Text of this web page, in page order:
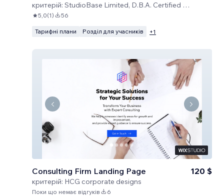
критерій: StudioBase Limited, D.B.A. Certified Code
5,0(1) 56
Тарифні плани Розділ для учасників +1
Consulting Firm Landing Page
критерій: HCG corporate designs
120 $
Поки що немає відгуків 6